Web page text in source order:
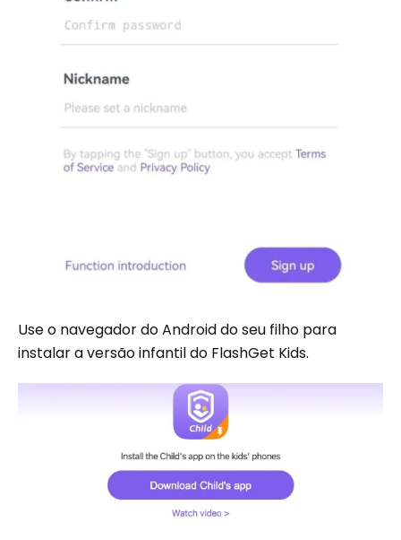
Use o navegador do Android do seu filho para
instalar a versão infantil do FlashGet Kids.